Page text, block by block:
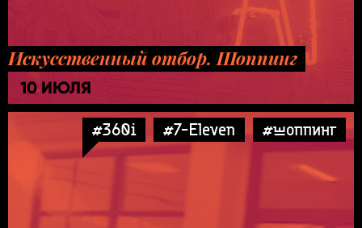
Искусственный отбор. Шоппинг
10 ИЮЛЯ
#360i #7-Eleven #шоппинг